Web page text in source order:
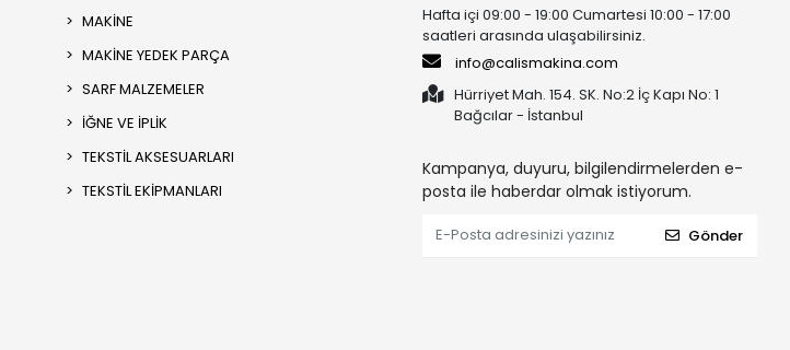
MAKİNE
MAKİNE YEDEK PARÇA
SARF MALZEMELER
İĞNE VE İPLİK
TEKSTİL AKSESUARLARI
TEKSTİL EKİPMANLARI
Hafta içi 09:00 - 19:00 Cumartesi 10:00 - 17:00
saatleri arasında ulaşabilirsiniz.
info@calismakina.com
Hürriyet Mah. 154. SK. No:2 İç Kapı No: 1
Bağcılar - İstanbul
Kampanya, duyuru, bilgilendirmelerden e-
posta ile haberdar olmak istiyorum.
Gönder